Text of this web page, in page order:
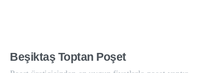
Beşiktaş Toptan Poşet